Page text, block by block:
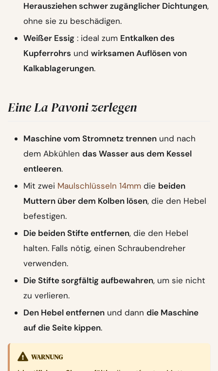
Herausziehen schwer zugänglicher Dichtungen,
ohne sie zu beschädigen.
Weißer Essig : ideal zum Entkalken des
Kupferrohrs und wirksamen Auflösen von
Kalkablagerungen.
Eine La Pavoni zerlegen
Maschine vom Stromnetz trennen und nach
dem Abkühlen das Wasser aus dem Kessel
entleeren.
Mit zwei Maulschlüsseln 14mm die beiden
Muttern über dem Kolben lösen, die den Hebel
befestigen.
Die beiden Stifte entfernen, die den Hebel
halten. Falls nötig, einen Schraubendreher
verwenden.
Die Stifte sorgfältig aufbewahren, um sie nicht
zu verlieren.
Den Hebel entfernen und dann die Maschine
auf die Seite kippen.
WARNUNG